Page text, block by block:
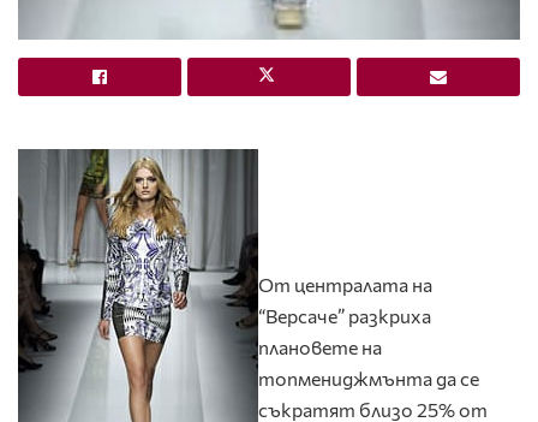
От централата на
“Версаче” разкриха
плановете на
топмениджмънта да се
съкратят близо 25% от